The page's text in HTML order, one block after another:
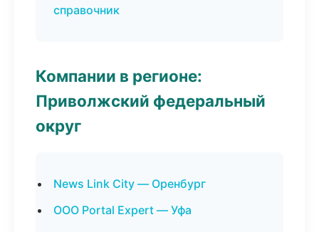
справочник
Компании в регионе:
Приволжский федеральный
округ
News Link City — Оренбург
ООО Portal Expert — Уфа